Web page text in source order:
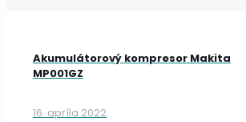
Akumulátorový kompresor Makita
MP001GZ
16. apríla 2022